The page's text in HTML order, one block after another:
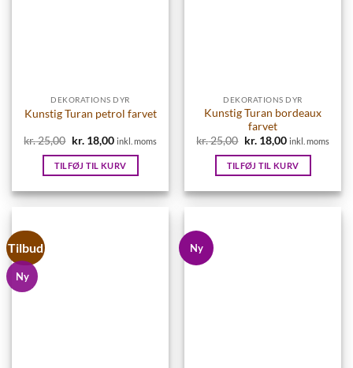
DEKORATIONS DYR
Kunstig Turan petrol farvet
kr.25,00 Den
pris
var:
kr.18,00Den
pris
er:
inkl. moms
TILFØJ TIL KURV
DEKORATIONS DYR
Kunstig Turan bordeaux
farvet
kr.25,00 Den
pris
var:
kr.18,00Den
pris
er:
inkl. moms
TILFØJ TIL KURV
Tilbud
Ny
Ny